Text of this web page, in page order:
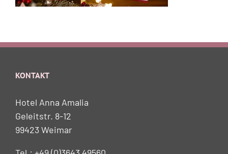
KONTAKT
Hotel Anna Amalia
Geleitstr. 8-12
99423 Weimar